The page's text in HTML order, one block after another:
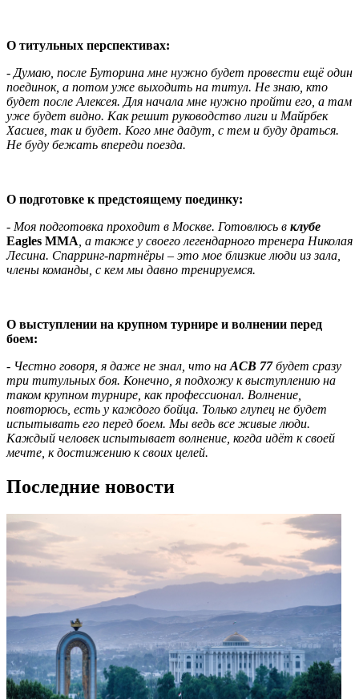
О титульных перспективах:
- Думаю, после Буторина мне нужно будет провести ещё один
поединок, а потом уже выходить на титул. Не знаю, кто
будет после Алексея. Для начала мне нужно пройти его, а там
уже будет видно. Как решит руководство лиги и Майрбек
Хасиев, так и будет. Кого мне дадут, с тем и буду драться.
Не буду бежать впереди поезда.
О подготовке к предстоящему поединку:
- Моя подготовка проходит в Москве. Готовлюсь в клубе
Eagles MMA , а также у своего легендарного тренера Николая
Лесина. Спарринг-партнёры – это мое близкие люди из зала,
члены команды, с кем мы давно тренируемся.
О выступлении на крупном турнире и волнении перед
боем:
- Честно говоря, я даже не знал, что на АСВ 77будет сразу
три титульных боя. Конечно, я подхожу к выступлению на
таком крупном турнире, как профессионал. Волнение,
повторюсь, есть у каждого бойца. Только глупец не будет
испытывать его перед боем. Мы ведь все живые люди.
Каждый человек испытывает волнение, когда идёт к своей
мечте, к достижению к своих целей.
Последние новости